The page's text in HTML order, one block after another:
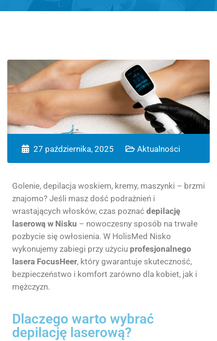
27 października, 2025 Aktualności
Golenie, depilacja woskiem, kremy, maszynki – brzmi
znajomo? Jeśli masz dość podrażnień i
wrastających włosków, czas poznać depilację
laserową w Nisku – nowoczesny sposób na trwałe
pozbycie się owłosienia. W HolisMed Nisko
wykonujemy zabiegi przy użyciu profesjonalnego
lasera FocusHeer, który gwarantuje skuteczność,
bezpieczeństwo i komfort zarówno dla kobiet, jak i
mężczyzn.
Dlaczego warto wybrać
depilację laserową?